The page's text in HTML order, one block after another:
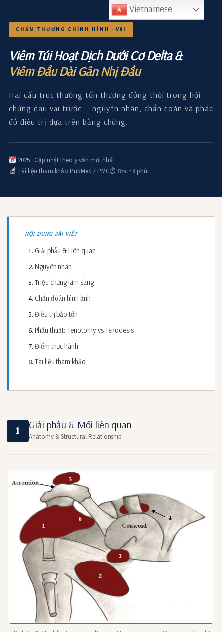
CHẤN THƯƠNG CHỈNH HÌNH · VAI
Viêm Túi Hoạt Dịch Dưới Cơ Delta &
Viêm Đầu Dài Gân Nhị Đầu
Hai cấu trúc thường tổn thương đồng thời trong hội
chứng đau vai trước — nguyên nhân, chẩn đoán và phác
đồ điều trị dựa trên bằng chứng.
2025 · Cập nhật theo y văn mới nhất
Tài liệu tham khảo PubMed / PMC⏱ Đọc ~8 phút
NỘI DUNG BÀI VIẾT
Giải phẫu & Liên quan
Nguyên nhân
Triệu chứng lâm sàng
Chẩn đoán hình ảnh
Điều trị bảo tồn
Phẫu thuật: Tenotomy vs Tenodesis
Điểm thực hành
Tài liệu tham khảo
1 Giải phẫu & Mối liên quan
Anatomy & Structural Relationship
Vietnamese